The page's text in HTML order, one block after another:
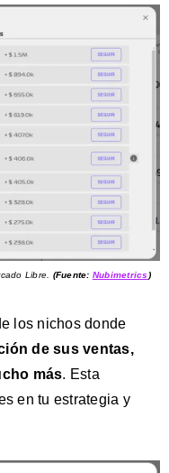
Libre. (Fuente: Nubimetrics )
los nichos donde
de sus ventas,
más. Esta
en tu estrategia y